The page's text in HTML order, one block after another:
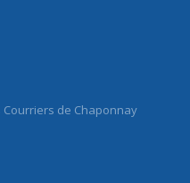
de Chaponnay